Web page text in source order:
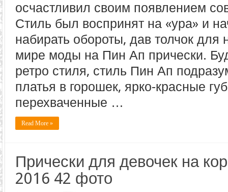
осчастливил своим появлением
Стиль был воспринят на «ура» и
набирать обороты, дав толчок для
мире моды на Пин Ап прически.
ретро стиля, стиль Пин Ап
платья в горошек, ярко-красные
перехваченные …
Read More »
Прически для девочек на
2016 42 фото